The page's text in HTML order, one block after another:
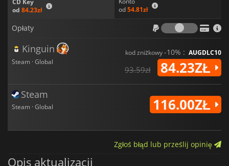
od 84.23zł
od54.81zł
Opłaty
Opłaty
Kinguin
Steam · Global
kod zniżkowy-10% : AUGDLC10
93.59zł 84.23ZŁ
Steam
Steam · Global 116.00ZŁ
Zgłoś błąd lub prześlij opinię
Opis aktualizacji